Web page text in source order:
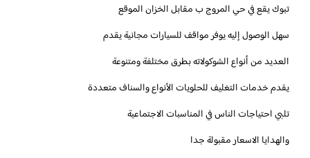
تبوك يقع في حي المروج ب مقابل الخزان الموقع
سهل الوصول إليه يوفر مواقف للسيارات مجانية يقدم
العديد من أنواع الشوكولاته بطرق مختلفة ومتنوعة
يقدم خدمات التغليف للحلويات الأنواع والسناف متعددة
تلبي احتياجات الناس في المناسبات الاجتماعية
والهدايا الاسعار مقبولة جدا